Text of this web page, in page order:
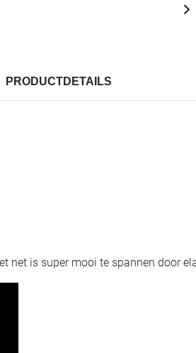
PRODUCTDETAILS
net is super mooi te spannen door